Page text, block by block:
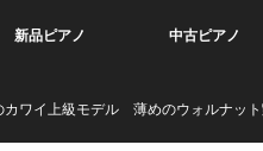
新品ピアノ 中古ピアノ
カワイ上級モデル 薄めのウォルナッ